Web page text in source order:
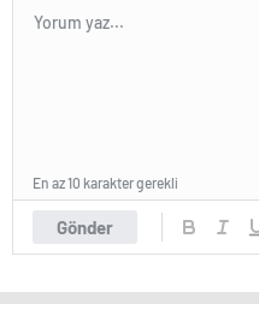
Gönder
En az 10 karakter gerekli